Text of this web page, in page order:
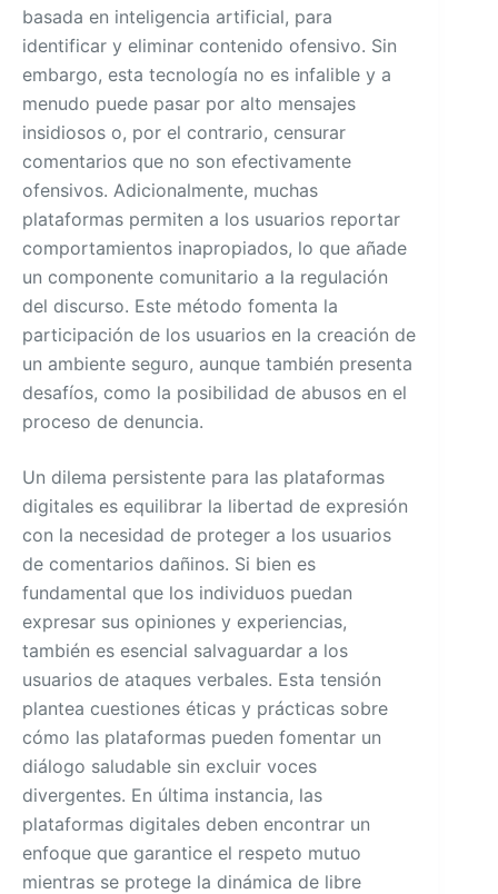
basada en inteligencia artificial, para
identificar y eliminar contenido ofensivo. Sin
embargo, esta tecnología no es infalible y a
menudo puede pasar por alto mensajes
insidiosos o, por el contrario, censurar
comentarios que no son efectivamente
ofensivos. Adicionalmente, muchas
plataformas permiten a los usuarios reportar
comportamientos inapropiados, lo que añade
un componente comunitario a la regulación
del discurso. Este método fomenta la
participación de los usuarios en la creación de
un ambiente seguro, aunque también presenta
desafíos, como la posibilidad de abusos en el
proceso de denuncia.
Un dilema persistente para las plataformas
digitales es equilibrar la libertad de expresión
con la necesidad de proteger a los usuarios
de comentarios dañinos. Si bien es
fundamental que los individuos puedan
expresar sus opiniones y experiencias,
también es esencial salvaguardar a los
usuarios de ataques verbales. Esta tensión
plantea cuestiones éticas y prácticas sobre
cómo las plataformas pueden fomentar un
diálogo saludable sin excluir voces
divergentes. En última instancia, las
plataformas digitales deben encontrar un
enfoque que garantice el respeto mutuo
mientras se protege la dinámica de libre